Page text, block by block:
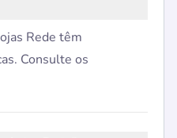
Rede têm
Consulte os